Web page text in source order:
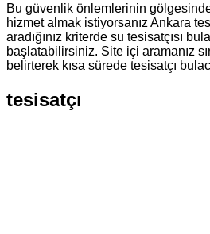
Bu güvenlik önlemlerinin
hizmet almak istiyorsanız Ankara
aradığınız kriterde su tesisatçısı
başlatabilirsiniz. Site içi aramanız
belirterek kısa sürede tesisatçı
tesisatçı